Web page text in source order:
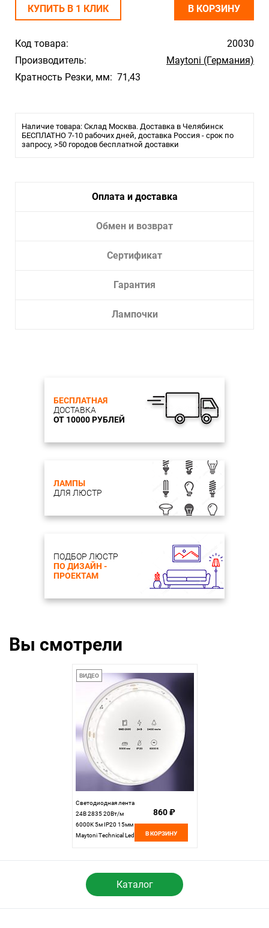
Код товара:
20030
Производитель:
Maytoni (Германия)
Кратность Резки, мм: 71,43
Наличие товара: Склад Москва. Доставка в Челябинск
БЕСПЛАТНО 7-10 рабочих дней, доставка Россия - срок по
запросу, >50 городов бесплатной доставки
КУПИТЬ В 1 КЛИК В КОРЗИНУ
Оплата и доставка
Обмен и возврат
Сертификат
Гарантия
Лампочки
БЕСПЛАТНАЯ
ДОСТАВКА
ОТ 10000 РУБЛЕЙ
ЛАМПЫ
ДЛЯ ЛЮСТР
ПОДБОР ЛЮСТР
ПО ДИЗАЙН -
ПРОЕКТАМ
Вы смотрели
ВИДЕО
Светодиодная лента
24В 2835 20Вт/м
6000K 5м IP20 15мм
Maytoni Technical Led
860 ₽
В КОРЗИНУ
Каталог